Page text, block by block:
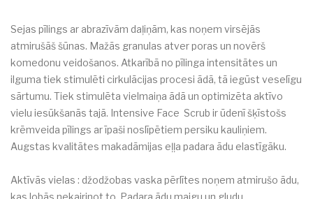
Sejas pīlings ar abrazīvām daļiņām, kas noņem virsējās
atmirušāš šūnas. Mažās granulas atver poras un novērš
komedonu veidošanos. Atkarībā no pīlinga intensitātes un
ilguma tiek stimulēti cirkulācijas procesi ādā, tā iegūst veselīgu
sārtumu. Tiek stimulēta vielmaiņa ādā un optimizēta aktīvo
vielu iesūkšanās tajā. Intensive Face Scrub ir ūdenī šķīstošs
krēmveida pīlings ar īpaši noslīpētiem persiku kauliņiem.
Augstas kvalitātes makadāmijas eļļa padara ādu elastīgāku.
Aktīvās vielas : džodžobas vaska pērlītes noņem atmirušo ādu,